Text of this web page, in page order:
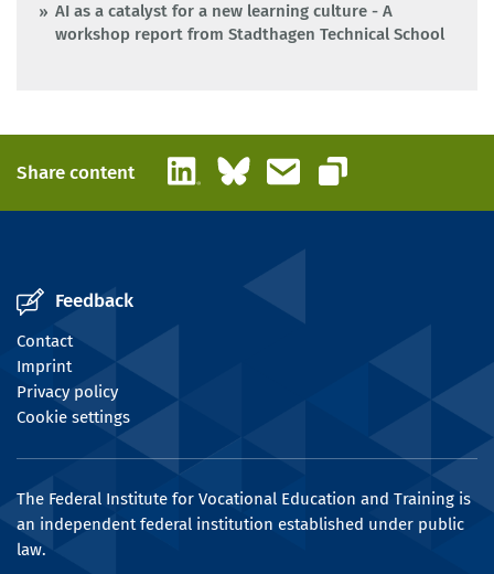
AI as a catalyst for a new learning culture - A
workshop report from Stadthagen Technical School
Share content LinkedInBlueskyEmail
Copy link
Feedback
Contact
Imprint
Privacy policy
Cookie settings
The Federal Institute for Vocational Education and Training is
an independent federal institution established under public
law.